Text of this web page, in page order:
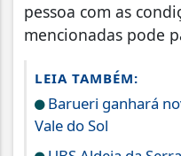
pessoa com as
mencionadas pode
LEIA TAMBÉM:
Barueri ganhará
Vale do Sol